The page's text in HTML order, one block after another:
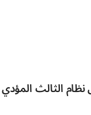
الثالث المؤدي